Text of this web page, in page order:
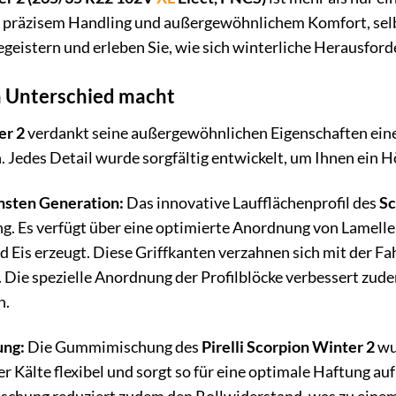
Handling und außergewöhnlichem Komfort,
und erleben Sie, wie sich winterliche
Unterschied macht
2verdankt seine außergewöhnlichen Eigenschaften
Detail wurde sorgfältig entwickelt, um Ihnen ein
Generation: Das innovative Laufflächenprofil des
Es verfügt über eine optimierte Anordnung von
Eis erzeugt. Diese Griffkanten verzahnen sich mit der
spezielle Anordnung der Profilblöcke verbessert
Die Gummimischung des Pirelli Scorpion Winter 2
Kälte flexibel und sorgt so für eine optimale Haftung